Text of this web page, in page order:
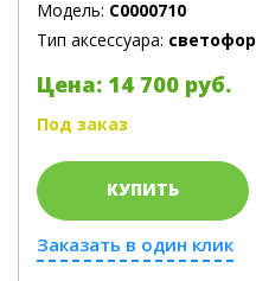
Модель: C0000710
Тип аксессуара: светофор
Цена: 14 700 руб.
Под заказ
КУПИТЬ
Заказать в один клик